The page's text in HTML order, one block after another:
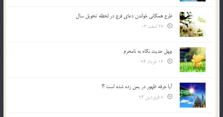
طرح همگانی خواندن دعای فرج در لحظه تحویل سال
چهل حدیث نگاه به نامحرم
آیا جرقه ظهور در یمن زده شده است ؟!